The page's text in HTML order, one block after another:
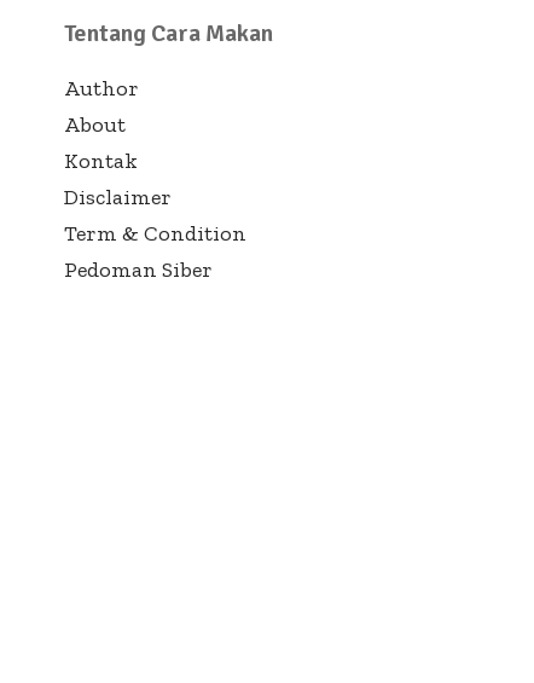
Tentang Cara Makan
Author
About
Kontak
Disclaimer
Term & Condition
Pedoman Siber